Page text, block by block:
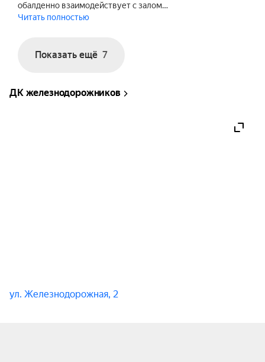
обалденно взаимодействует с залом…
Читать полностью
Показать ещё 7
ДК железнодорожников
ул. Железнодорожная, 2